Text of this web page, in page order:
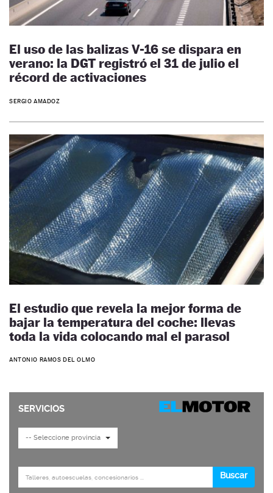
El uso de las balizas V-16 se dispara en
verano: la DGT registró el 31 de julio el
récord de activaciones
SERGIO AMADOZ
El estudio que revela la mejor forma de
bajar la temperatura del coche: llevas
toda la vida colocando mal el parasol
ANTONIO RAMOS DEL OLMO